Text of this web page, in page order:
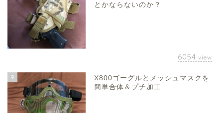
とかならないのか？
6054 view
9
X800ゴーグルとメッシュマスクを
簡単合体＆プチ加工